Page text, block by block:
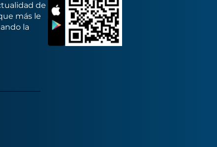
de
más le
la